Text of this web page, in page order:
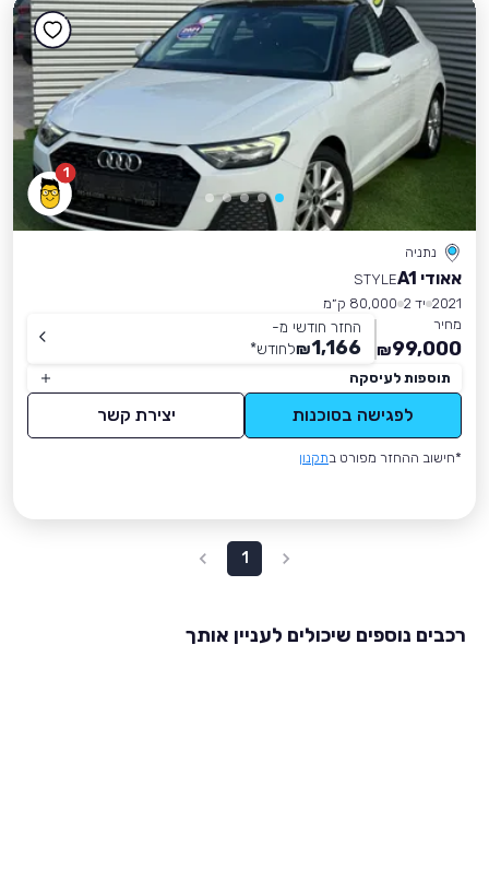
1
נתניה
אאודי A1
STYLE
2021 יד 2
80,000 ק״מ
מחיר
99,000
₪
החזר חודשי מ-
1,166
₪לחודש*
תוספות לעיסקה
לפגישה בסוכנות יצירת קשר
*חישוב ההחזר מפורט בתקנון
1
רכבים נוספים שיכולים לעניין אותך